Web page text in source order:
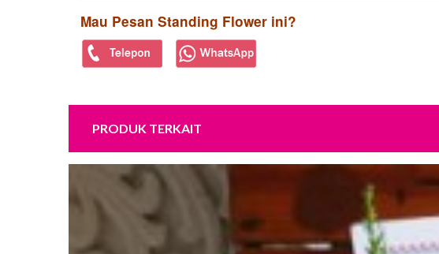
Mau Pesan Standing Flower ini?
PRODUK TERKAIT